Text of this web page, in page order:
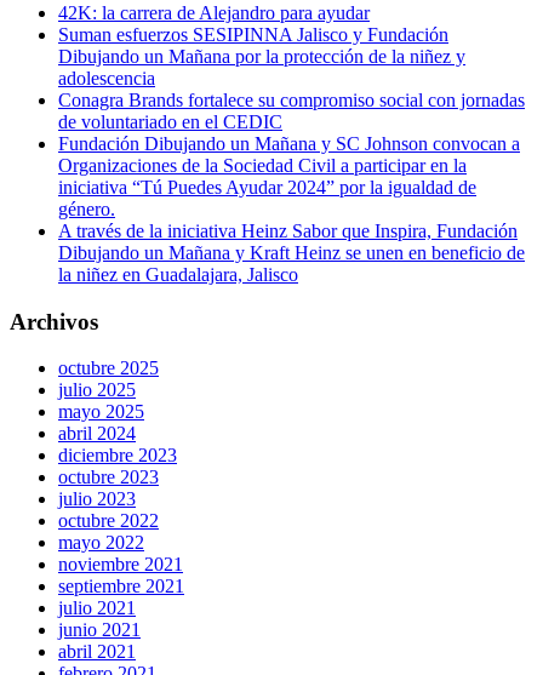
42K: la carrera de Alejandro para ayudar
Suman esfuerzos SESIPINNA Jalisco y Fundación
Dibujando un Mañana por la protección de la niñez y
adolescencia
Conagra Brands fortalece su compromiso social con jornadas
de voluntariado en el CEDIC
Fundación Dibujando un Mañana y SC Johnson convocan a
Organizaciones de la Sociedad Civil a participar en la
iniciativa “Tú Puedes Ayudar 2024” por la igualdad de
género.
A través de la iniciativa Heinz Sabor que Inspira, Fundación
Dibujando un Mañana y Kraft Heinz se unen en beneficio de
la niñez en Guadalajara, Jalisco
Archivos
octubre 2025
julio 2025
mayo 2025
abril 2024
diciembre 2023
octubre 2023
julio 2023
octubre 2022
mayo 2022
noviembre 2021
septiembre 2021
julio 2021
junio 2021
abril 2021